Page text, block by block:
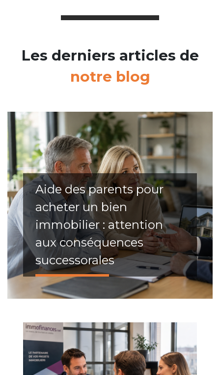
Les derniers articles de
notre blog
Aide des parents pour
acheter un bien
immobilier : attention
aux conséquences
successorales